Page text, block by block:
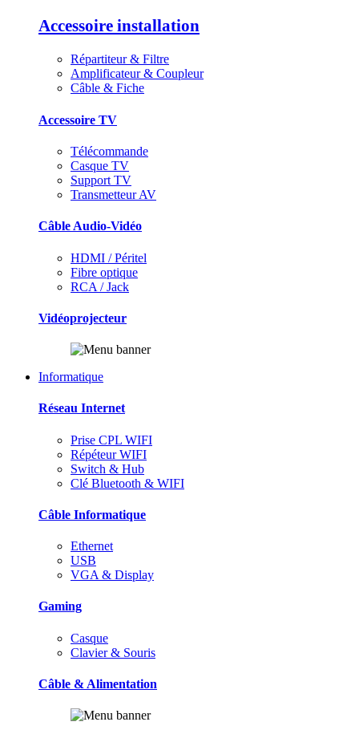
Accessoire installation
Répartiteur & Filtre
Amplificateur & Coupleur
Câble & Fiche
Accessoire TV
Télécommande
Casque TV
Support TV
Transmetteur AV
Câble Audio-Vidéo
HDMI / Péritel
Fibre optique
RCA / Jack
Vidéoprojecteur
Informatique
Réseau Internet
Prise CPL WIFI
Répéteur WIFI
Switch & Hub
Clé Bluetooth & WIFI
Câble Informatique
Ethernet
USB
VGA & Display
Gaming
Casque
Clavier & Souris
Câble & Alimentation